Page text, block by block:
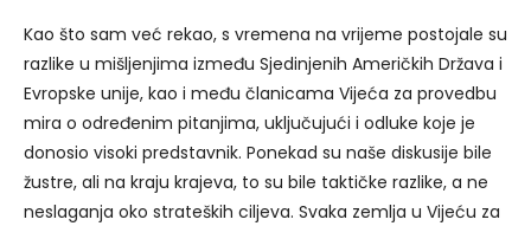
Kao što sam već rekao, s vremena na vrijeme postojale su
razlike u mišljenjima između Sjedinjenih Američkih Država i
Evropske unije, kao i među članicama Vijeća za provedbu
mira o određenim pitanjima, uključujući i odluke koje je
donosio visoki predstavnik. Ponekad su naše diskusije bile
žustre, ali na kraju krajeva, to su bile taktičke razlike, a ne
neslaganja oko strateških ciljeva. Svaka zemlja u Vijeću za